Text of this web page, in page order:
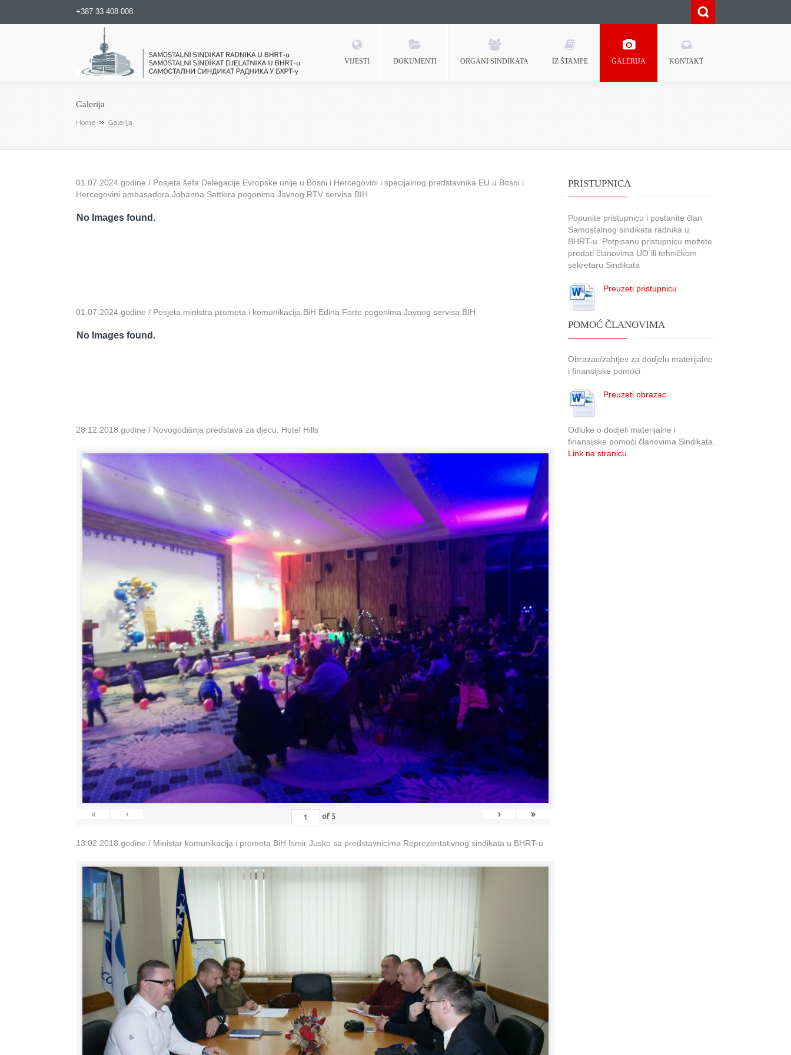
+387 33 408 008
Samostalni sindikat radnika u BHRT-u
VIJESTI DOKUMENTI ORGANI SINDIKATA IZ ŠTAMPE GALERIJA KONTAKT
Galerija
Home Galerija
01.07.2024.godine / Posjeta šefa Delegacije Evropske unije u Bosni i Hercegovini i specijalnog predstavnika EU u Bosni i
Hercegovini ambasadora Johanna Sattlera pogonima Javnog RTV servisa BIH
No Images found.
01.07.2024.godine / Posjeta ministra prometa i komunikacija BiH Edina Forte pogonima Javnog servisa BIH
No Images found.
28.12.2018.godine / Novogodišnja predstava za djecu, Hotel Hills
« ‹ of 5 › »
13.02.2018.godine / Ministar komunikacija i prometa BiH Ismir Jusko sa predstavnicima Reprezentativnog sindikata u BHRT-u
PRISTUPNICA
Popunite pristupnicu i postanite član
Samostalnog sindikata radnika u
BHRT-u. Potpisanu pristupnicu možete
predati članovima UO ili tehničkom
sekretaru Sindikata
Preuzeti pristupnicu
POMOĆ ČLANOVIMA
Obrazac/zahtjev za dodjelu materijalne
i finansijske pomoći
Preuzeti obrazac
Odluke o dodjeli materijalne i
finansijske pomoći članovima Sindikata.
Link na stranicu